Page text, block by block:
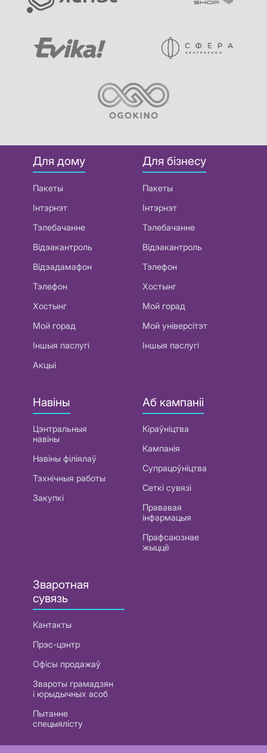
Для дому
Пакеты
Інтэрнэт
Тэлебачанне
Відэакантроль
Відэадамафон
Тэлефон
Хостынг
Мой горад
Іншыя паслугі
Акцыі
Для бізнесу
Пакеты
Інтэрнэт
Тэлебачанне
Відэакантроль
Тэлефон
Хостынг
Мой горад
Мой універсітэт
Іншыя паслугі
Навіны
Цэнтральныя
навіны
Навіны філіялаў
Тэхнічныя работы
Закупкі
Аб кампаніі
Кіраўніцтва
Кампанія
Супрацоўніцтва
Сеткі сувязі
Прававая
інфармацыя
Прафсаюзнае
жыццё
Зваротная
сувязь
Кантакты
Прэс-цэнтр
Офісы продажаў
Звароты грамадзян
і юрыдычных асоб
Пытанне
спецыялісту